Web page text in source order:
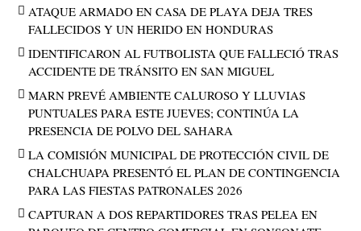
ATAQUE ARMADO EN CASA DE PLAYA DEJA TRES
FALLECIDOS Y UN HERIDO EN HONDURAS
IDENTIFICARON AL FUTBOLISTA QUE FALLECIÓ TRAS
ACCIDENTE DE TRÁNSITO EN SAN MIGUEL
MARN PREVÉ AMBIENTE CALUROSO Y LLUVIAS
PUNTUALES PARA ESTE JUEVES; CONTINÚA LA
PRESENCIA DE POLVO DEL SAHARA
LA COMISIÓN MUNICIPAL DE PROTECCIÓN CIVIL DE
CHALCHUAPA PRESENTÓ EL PLAN DE CONTINGENCIA
PARA LAS FIESTAS PATRONALES 2026
CAPTURAN A DOS REPARTIDORES TRAS PELEA EN